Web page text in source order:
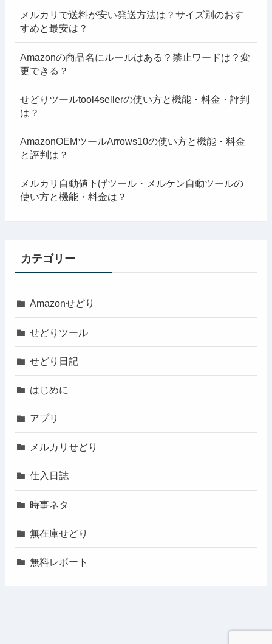
メルカリで送料が安い発送方法は？サイズ別のおす
すめと最安は？
Amazonの商品名にルールはある？禁止ワードは？変
更できる？
せどりツールtool4sellerの使い方と機能・料金・評判
は？
AmazonOEMツールArrows10の使い方と機能・料金
と評判は？
メルカリ自動値下げツール・メルケン自動ツールの
使い方と機能・料金は？
カテゴリー
Amazonせどり
せどりツール
せどり日記
はじめに
アプリ
メルカリせどり
仕入日誌
時事ネタ
無在庫せどり
無料レポート